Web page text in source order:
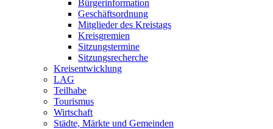
Bürgerinformation
Geschäftsordnung
Mitglieder des Kreistags
Kreisgremien
Sitzungstermine
Sitzungsrecherche
Kreisentwicklung
LAG
Teilhabe
Tourismus
Wirtschaft
Städte, Märkte und Gemeinden